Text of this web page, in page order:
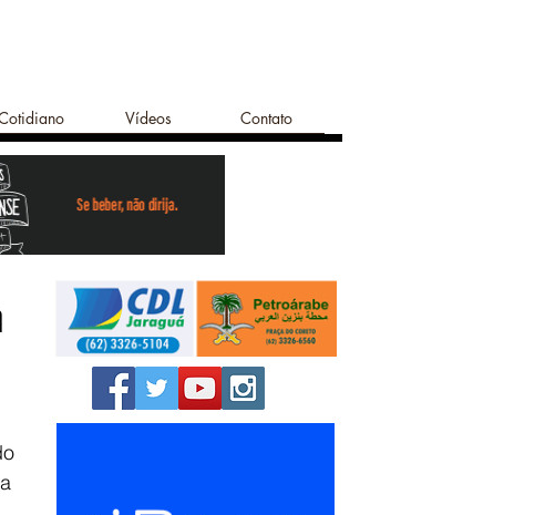
Vídeos Contato